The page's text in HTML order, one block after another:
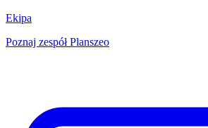
Ekipa
Poznaj zespół Planszeo